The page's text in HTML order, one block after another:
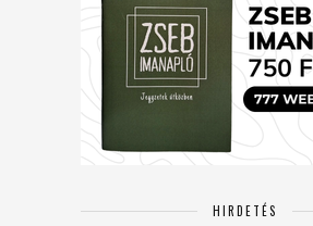
HIRDETÉS